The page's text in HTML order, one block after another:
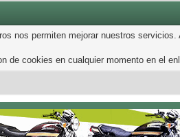
nos permiten mejorar nuestros
de cookies en cualquier momento en el